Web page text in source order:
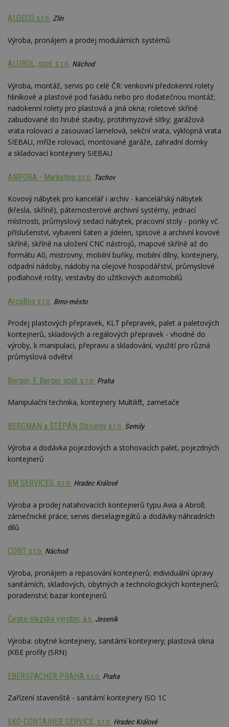
ALGECO s.r.o. Zlín
Výroba, pronájem a prodej modulárních systémů
ALUROL, spol. s r.o. Náchod
Výroba, montáž, servis po celé ČR: venkovní předokenní rolety
hliníkové a plastové pod fasádu nebo pro dodatečnou montáž;
nadokenní rolety pro plastová a jiná okna; roletové skříně
zabudované do hrubé stavby, protihmyzové síťky; garážová
vrata rolovací a zasouvací lamelová, sekční vrata, výklopná vrata
SIEBAU, mříže rolovací, montované garáže, zahradní domky
a skladovací kontejnery SIEBAU
AMFORA - Marketing s.r.o. Tachov
Kovový nábytek pro kancelář i archiv - kancelářský nábytek
(křesla, skříně), páternosterové archivní systémy, jednací
místnosti, průmyslový sedací nábytek, pracovní stoly - ponky vč.
příslušenství, vybavení šaten a jídelen, spisové a archivní kovové
skříně, skříně na uložení CNC nástrojů, mapové skříně až do
formátu A0, mistrovny, mobilní buňky, mobilní dílny, kontejnery,
odpadní nádoby, nádoby na olejové hospodářství, průmyslové
podlahové rošty, vestavby do užitkových automobilů
ArcaBox s.r.o. Brno-město
Prodej plastových přepravek, KLT přepravek, palet a paletových
kontejnerů, skladových a regálových přepravek - vhodné do
výroby, k manipulaci, přepravu a skladování, využití pro různá
průmyslová odvětví
Berger, F. Berger spol. s r.o. Praha
Manipulační technika, kontejnery Multilift, zametače
BERGMAN a ŠTĚPÁN Strojírny s.r.o. Semily
Výroba a dodávka pojezdových a stohovacích palet, pojezdných
kontejnerů
BM SERVICES, s.r.o. Hradec Králové
Výroba a prodej natahovacích kontejnerů typu Avia a Abroll;
zámečnické práce; servis dieselagregátů a dodávky náhradních
dílů
CONT s.r.o. Náchod
Výroba, pronájem a repasování kontejnerů; individuální úpravy
sanitárních, skladových, obytných a technologických kontejnerů;
poradenství; bazar kontejnerů
Česko-slezská výrobní, a.s. Jeseník
Výroba: obytné kontejnery, sanitární kontejnery; plastová okna
(KBE profily (SRN)
EBERSPÄCHER PRAHA s.r.o. Praha
Zařízení staveniště - sanitární kontejnery ISO 1C
EKO-CONTAINER SERVICE, s.r.o. Hradec Králové